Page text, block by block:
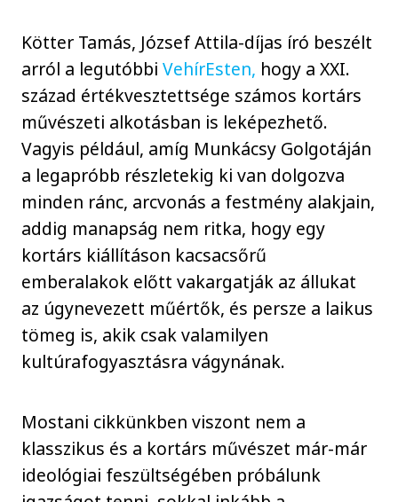
Kötter Tamás, József Attila-díjas író beszélt
arról a legutóbbiVehírEsten, hogy a XXI.
század értékvesztettsége számos kortárs
művészeti alkotásban is leképezhető.
Vagyis például, amíg Munkácsy Golgotáján
a legapróbb részletekig ki van dolgozva
minden ránc, arcvonás a festmény alakjain,
addig manapság nem ritka, hogy egy
kortárs kiállításon kacsacsőrű
emberalakok előtt vakargatják az állukat
az úgynevezett műértők, és persze a laikus
tömeg is, akik csak valamilyen
kultúrafogyasztásra vágynának.
Mostani cikkünkben viszont nem a
klasszikus és a kortárs művészet már-már
ideológiai feszültségében próbálunk